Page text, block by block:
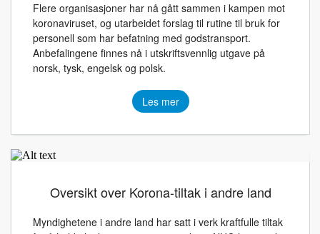
Flere organisasjoner har nå gått sammen i kampen mot
koronaviruset, og utarbeidet forslag til rutine til bruk for
personell som har befatning med godstransport.
Anbefalingene finnes nå i utskriftsvennlig utgave på
norsk, tysk, engelsk og polsk.
Les mer
Oversikt over Korona-tiltak i andre land
Myndighetene i andre land har satt i verk kraftfulle tiltak